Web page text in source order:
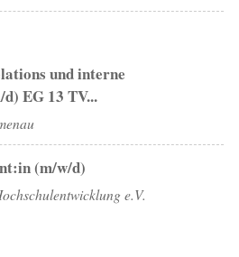
und interne
EG 13 TV...
(m/w/d)
e.V.